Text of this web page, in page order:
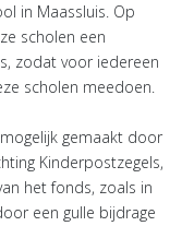
in Maassluis. Op
scholen een
zodat voor iedereen
scholen meedoen.
gemaakt door
Kinderpostzegels,
het fonds, zoals in
een gulle bijdrage